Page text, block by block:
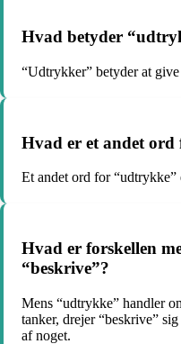
Hvad betyder
“Udtrykker” betyder at
Hvad er et andet
Et andet ord for “udtrykke”
Hvad er forskellen
“beskrive”?
Mens “udtrykke” handler
tanker, drejer “beskrive”
af noget.